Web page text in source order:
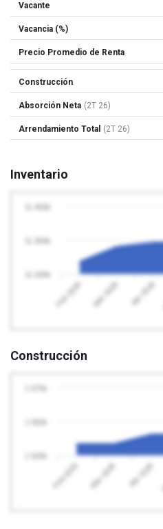
Vacante
Vacancia (%)
Precio Promedio de Renta
Construcción
Absorción Neta (2T 26)
Arrendamiento Total (2T 26)
Inventario
Feb 2026 Mar 2026 Abr 2026
Construcción
Feb 2026 Mar 2026 Abr 2026